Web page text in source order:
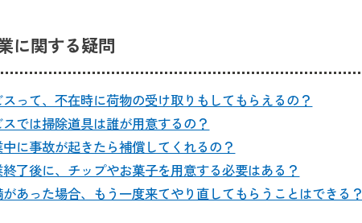
に関する疑問
って、不在時に荷物の受け取りもしてもらえるの？
では掃除道具は誰が用意するの？
に事故が起きたら補償してくれるの？
了後に、チップやお菓子を用意する必要はある？
あった場合、もう一度来てやり直してもらうことはできる？